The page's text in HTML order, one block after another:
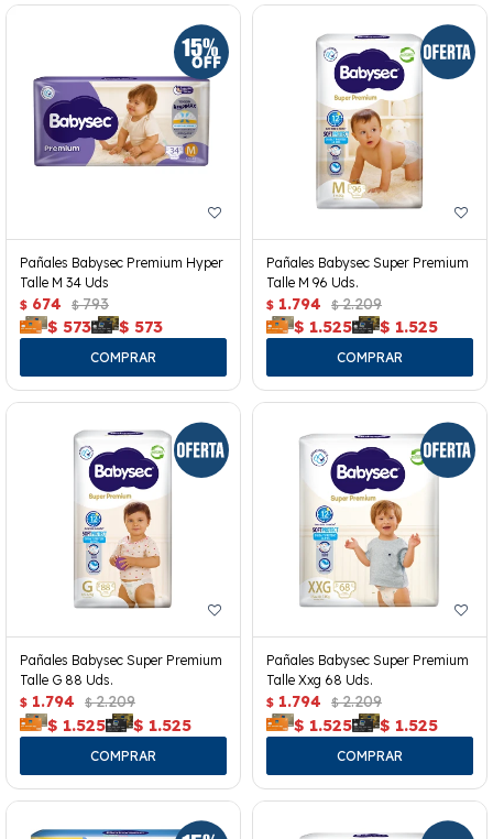
Pañales Babysec Premium Hyper
Talle M 34 Uds
$ 674 $ 793
$ 573 $ 573
Pañales Babysec Super Premium
Talle M 96 Uds.
$ 1.794 $ 2.209
$ 1.525 $ 1.525
Pañales Babysec Super Premium
Talle G 88 Uds.
$ 1.794 $ 2.209
$ 1.525 $ 1.525
Pañales Babysec Super Premium
Talle Xxg 68 Uds.
$ 1.794 $ 2.209
$ 1.525 $ 1.525